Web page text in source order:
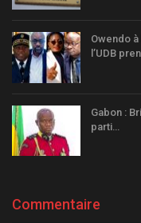
Owendo
l’UDB
Gabon :
parti…
Commentaire